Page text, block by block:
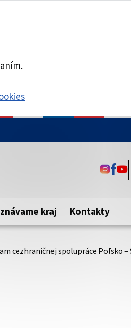
Táto stránka je zabezpečená
webovú stránku.
pred názvom domény
ODKAZ
kraj Kontakty
cezhraničnej spolupráce Poľsko –